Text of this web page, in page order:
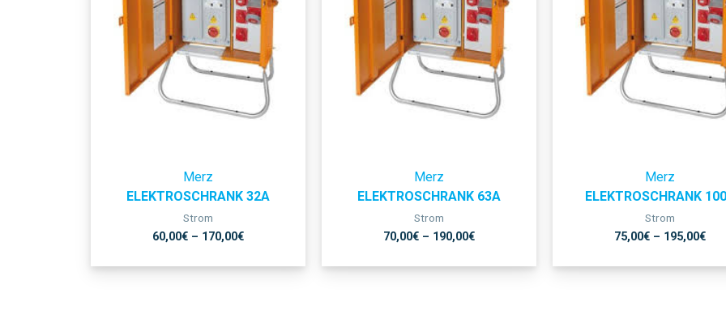
Merz
ELEKTROSCHRANK 32A
Strom
60,00€ – 170,00€
Merz
ELEKTROSCHRANK 63A
Strom
70,00€ – 190,00€
Merz
ELEKTROSCHRANK
Strom
75,00€ – 195,00€